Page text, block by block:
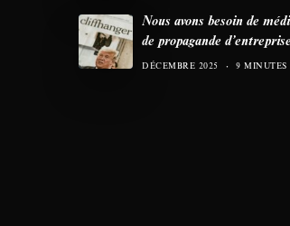
Nous avons besoin de
de propagande
DÉCEMBRE 2025 9 MINUTES